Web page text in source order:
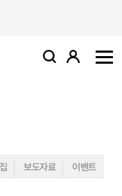
검색 로그인
보도자료 이벤트